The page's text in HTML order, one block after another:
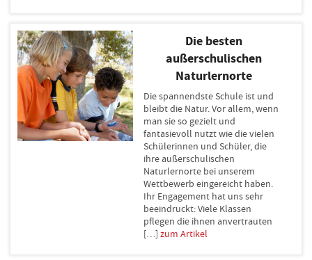
Die besten
außerschulischen
Naturlernorte
Die spannendste Schule ist und
bleibt die Natur. Vor allem, wenn
man sie so gezielt und
fantasievoll nutzt wie die vielen
Schülerinnen und Schüler, die
ihre außerschulischen
Naturlernorte bei unserem
Wettbewerb eingereicht haben.
Ihr Engagement hat uns sehr
beeindruckt: Viele Klassen
pflegen die ihnen anvertrauten
[…] zum Artikel